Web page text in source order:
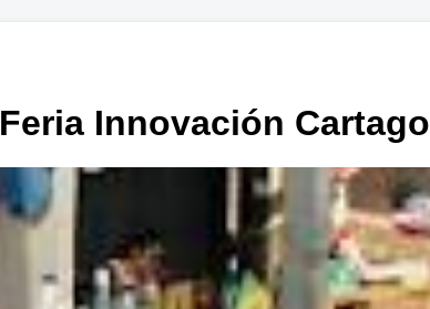
Feria Innovación Cartago